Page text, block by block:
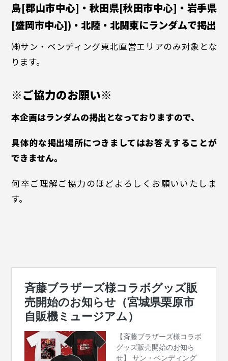
島[郡山市中心]・秋田県[秋田市中心]・岩手県
[盛岡市中心])・北陸・北関東にランダムで掲出
㈱サン・ベンディング東北直営エリアのみ対象とな
ります。
※ご協力のお願い※
本企画はランダムの掲出となっておりますので、
具体的な掲出場所につきましてはお答えすることが
できません。
何卒ご理解ご協力のほどよろしくお願いいたしま
す。